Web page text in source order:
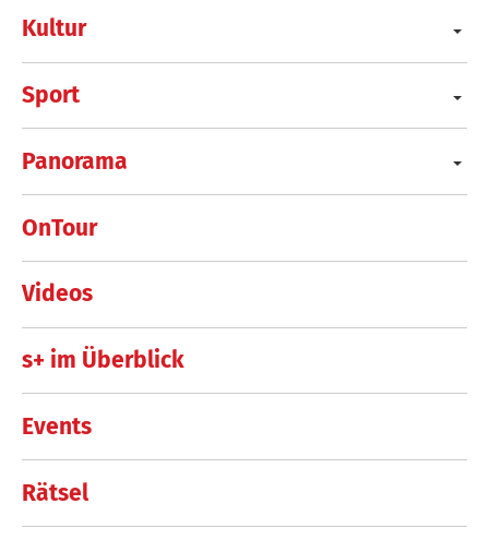
Kultur
Sport
Panorama
OnTour
Videos
s+ im Überblick
Events
Rätsel